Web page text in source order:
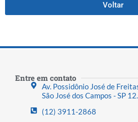
Voltar
Entre em contato
Av. Possidônio José de
São José dos Campos - SP
(12) 3911-2868